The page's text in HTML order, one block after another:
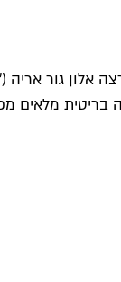
אלון גור
בריטית מלאים